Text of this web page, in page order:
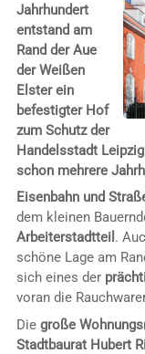
Jahrhundert
entstand am
Rand der Aue
der Weißen
Elster ein
befestigter Hof
zum Schutz der
Handelsstadt
schon mehrere
Eisenbahn und
dem kleinen
Arbeiterstadtteil .
schöne Lage am
sich eines der
voran die
Die große
Stadtbaurat Hubert